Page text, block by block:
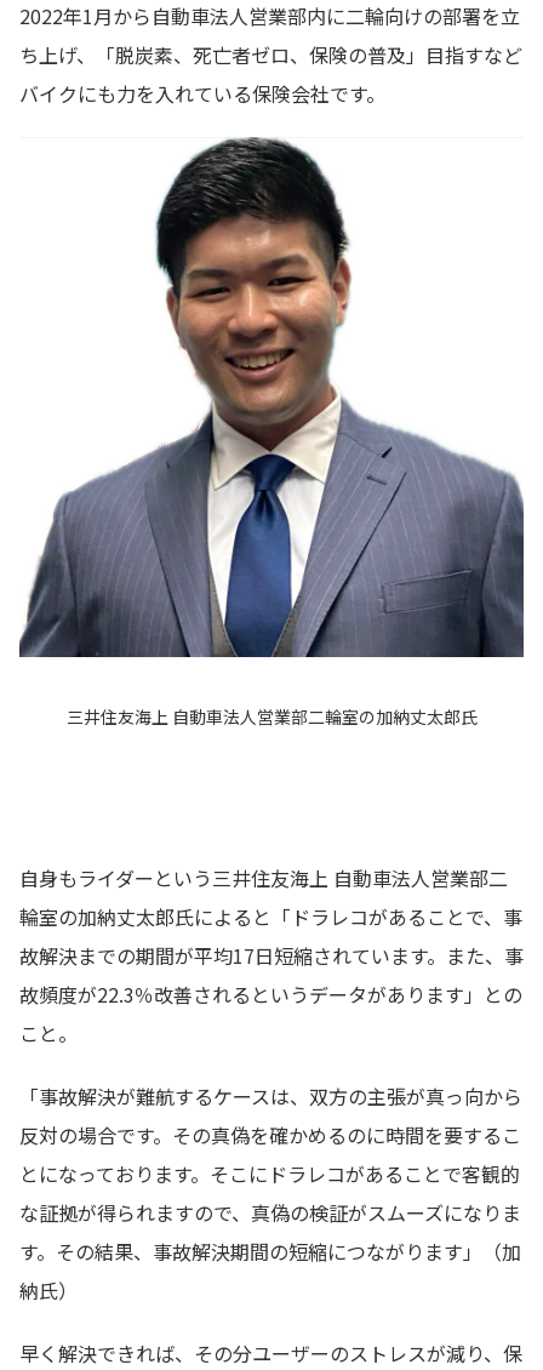
2022年1月から自動車法人営業部内に二輪向けの部署を立
ち上げ、「脱炭素、死亡者ゼロ、保険の普及」目指すなど
バイクにも力を入れている保険会社です。
三井住友海上 自動車法人営業部二輪室の加納丈太郎氏
自身もライダーという三井住友海上 自動車法人営業部二
輪室の加納丈太郎氏によると「ドラレコがあることで、事
故解決までの期間が平均17日短縮されています。また、事
故頻度が22.3％改善されるというデータがあります」との
こと。
「事故解決が難航するケースは、双方の主張が真っ向から
反対の場合です。その真偽を確かめるのに時間を要するこ
とになっております。そこにドラレコがあることで客観的
な証拠が得られますので、真偽の検証がスムーズになりま
す。その結果、事故解決期間の短縮につながります」（加
納氏）
早く解決できれば、その分ユーザーのストレスが減り、保